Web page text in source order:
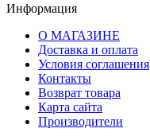
Информация
О МАГАЗИНЕ
Доставка и оплата
Условия соглашения
Контакты
Возврат товара
Карта сайта
Производители